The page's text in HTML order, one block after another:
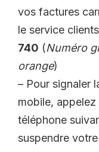
vos factures
le service
740 (Numéro
orange)
– Pour signaler
mobile,
téléphone
suspendre